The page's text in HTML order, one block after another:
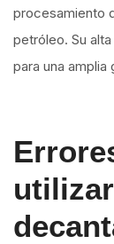
procesamiento
petróleo. Su
para una